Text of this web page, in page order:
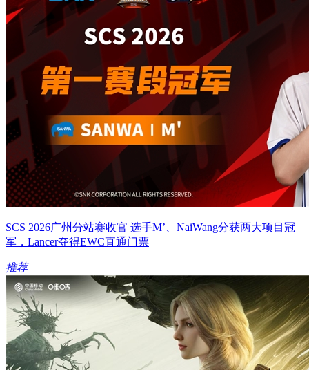
SCS 2026广州分站赛收官 选手M’、NaiWang分获两大项目冠
军，Lancer夺得EWC直通门票
推荐